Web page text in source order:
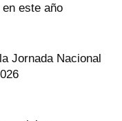
este año
Jornada Nacional